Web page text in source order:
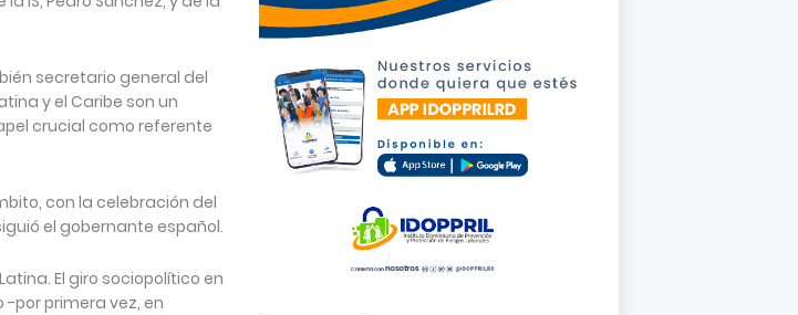
secretario general del
y el Caribe son un
crucial como referente
con la celebración del
el gobernante español.
El giro sociopolítico en
por primera vez, en